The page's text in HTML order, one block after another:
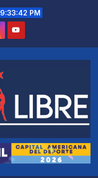
9:33:43 PM